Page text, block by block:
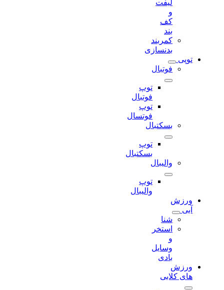
کمربند
بدنسازی
توپی
فوتبال
توپ
فوتبال
توپ
فوتسال
بسکتبال
توپ
بسکتبال
والیبال
توپ
والیبال
ورزش
شنا
استخر
وسایل
ورزش
های کلابی